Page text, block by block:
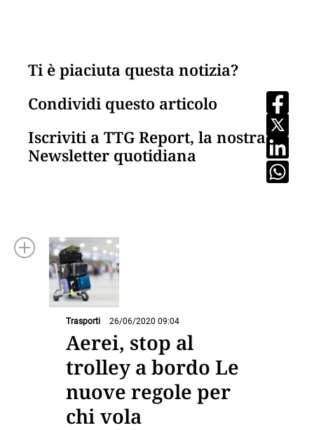
Ti è piaciuta questa notizia?
Condividi questo articolo
Iscriviti a TTG Report, la nostra
Newsletter quotidiana
Trasporti 26/06/2020 09:04
Aerei, stop al
trolley a bordo Le
nuove regole per
chi vola